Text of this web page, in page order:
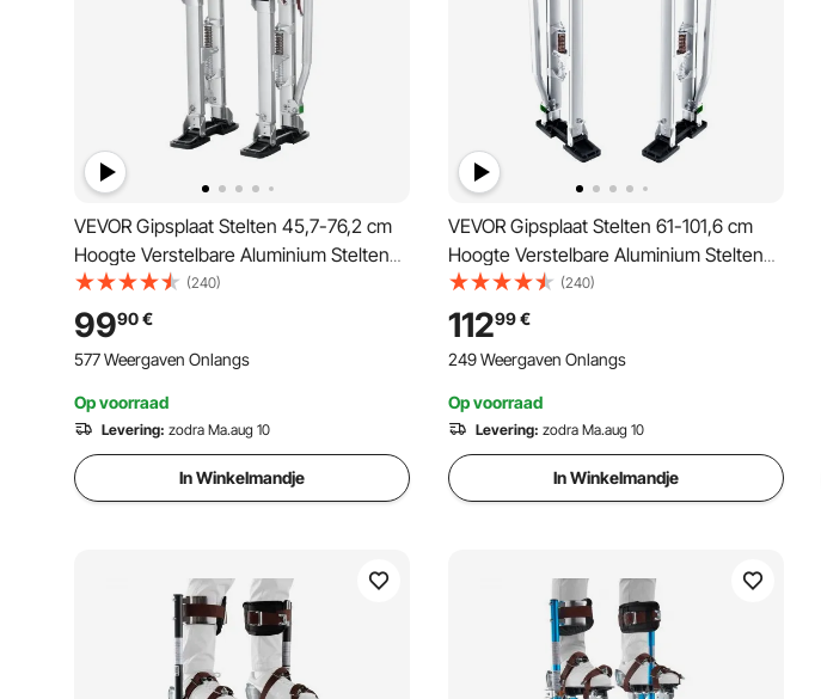
VEVOR Gipsplaat Stelten 45,7-76,2 cm
Hoogte Verstelbare Aluminium Stelten
Plafondconstructie 103 kg
Draagvermogen Schilders Stelten 27-29
cm Voetmaat Voor Schilderen
Huisdecoratie Boom Snoeien Elektrisch
Werk
(240)
9990€
577 Weergaven Onlangs
Op voorraad
Levering: zodra Ma.aug 10
In Winkelmandje
VEVOR Gipsplaat Stelten 61-101,6 cm
Hoogte Verstelbare Aluminium Stelten
Plafondconstructie 103 kg
Draagvermogen Schilders Stelten 27-29
cm Voetmaat Voor Schilderen
Huisdecoratie Boom Snoeien Elektrisch
Werk
(240)
11299€
249 Weergaven Onlangs
Op voorraad
Levering: zodra Ma.aug 10
In Winkelmandje